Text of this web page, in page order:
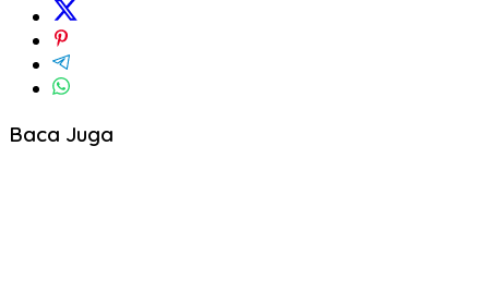
Baca Juga